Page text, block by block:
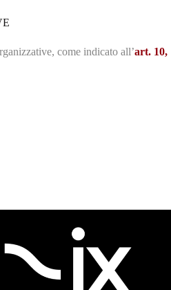
come indicato all’art. 10,